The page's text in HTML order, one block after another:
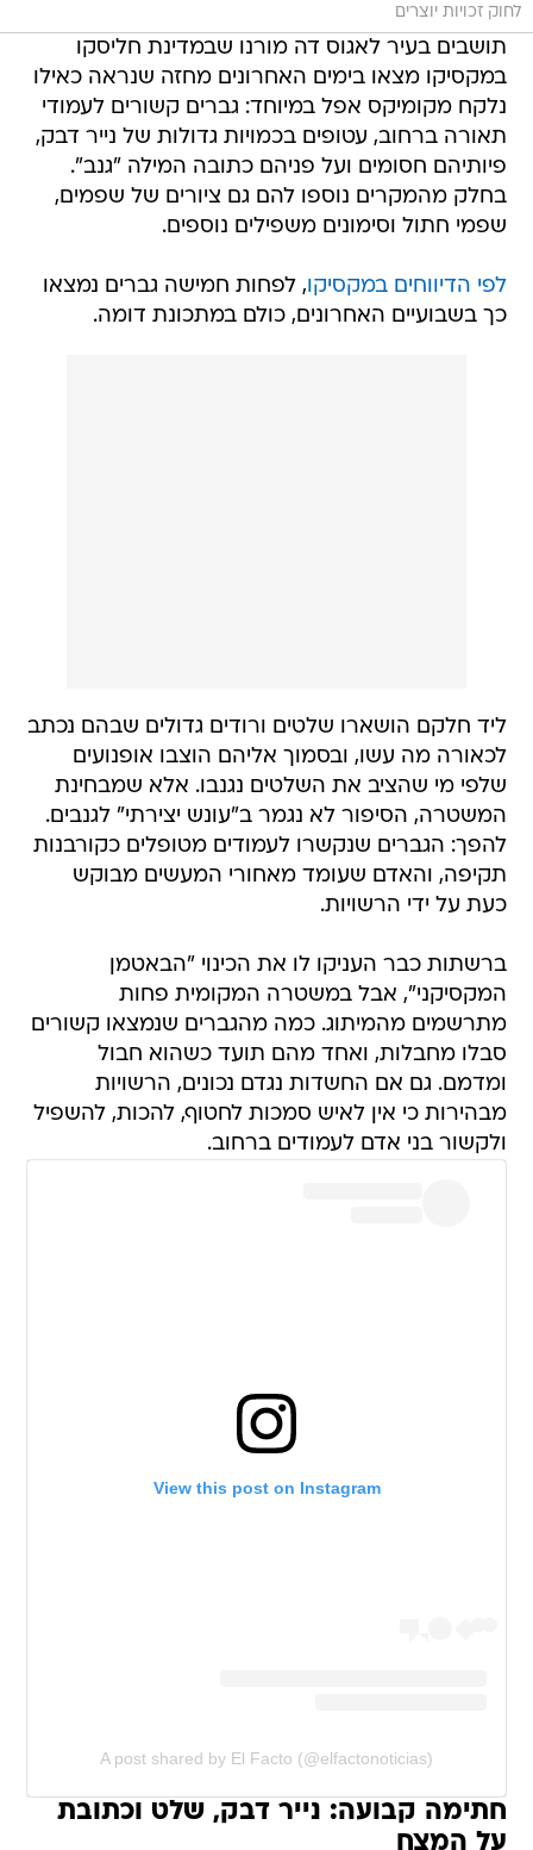
לחוק זכויות יוצרים
תושבים בעיר לאגוס דה מורנו שבמדינת חליסקו
במקסיקו מצאו בימים האחרונים מחזה שנראה כאילו
נלקח מקומיקס אפל במיוחד: גברים קשורים לעמודי
תאורה ברחוב, עטופים בכמויות גדולות של נייר דבק,
פיותיהם חסומים ועל פניהם כתובה המילה "גנב".
בחלק מהמקרים נוספו להם גם ציורים של שפמים,
שפמי חתול וסימונים משפילים נוספים.
לפי הדיווחים במקסיקו, לפחות חמישה גברים נמצאו
כך בשבועיים האחרונים, כולם במתכונת דומה.
ליד חלקם הושארו שלטים ורודים גדולים שבהם נכתב
לכאורה מה עשו, ובסמוך אליהם הוצבו אופנועים
שלפי מי שהציב את השלטים נגנבו. אלא שמבחינת
המשטרה, הסיפור לא נגמר ב"עונש יצירתי" לגנבים.
להפך: הגברים שנקשרו לעמודים מטופלים כקורבנות
תקיפה, והאדם שעומד מאחורי המעשים מבוקש
כעת על ידי הרשויות.
ברשתות כבר העניקו לו את הכינוי "הבאטמן
המקסיקני", אבל במשטרה המקומית פחות
מתרשמים מהמיתוג. כמה מהגברים שנמצאו קשורים
סבלו מחבלות, ואחד מהם תועד כשהוא חבול
ומדמם. גם אם החשדות נגדם נכונים, הרשויות
מבהירות כי אין לאיש סמכות לחטוף, להכות, להשפיל
ולקשור בני אדם לעמודים ברחוב.
View this post on Instagram
A post shared by El Facto (@elfactonoticias)
חתימה קבועה: נייר דבק, שלט וכתובת
על המצח